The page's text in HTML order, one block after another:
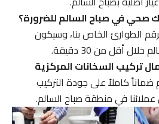
في صباح السالم للضرورة؟
الطوارئ الخاص بنا، وسيكون
أقل من 30 دقيقة.
السخانات المركزية
كاملاً على جودة التركيب
في منطقة صباح السالم.